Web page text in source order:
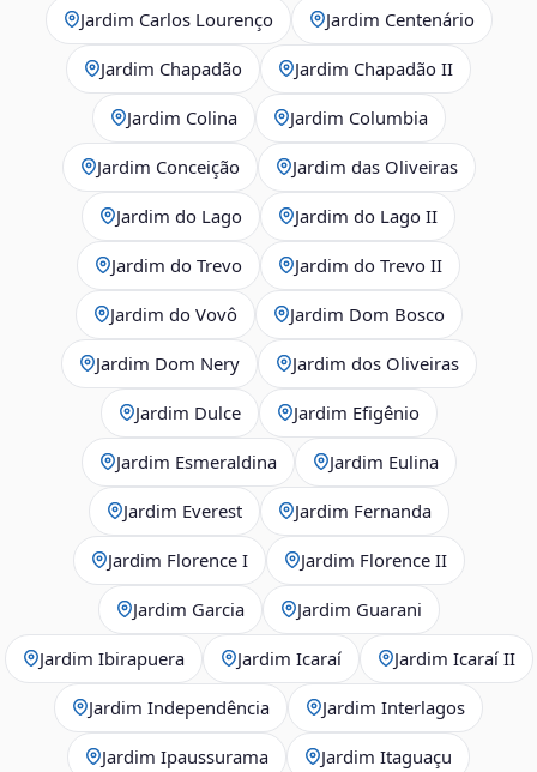
Jardim Carlos Lourenço Jardim Centenário
Jardim Chapadão Jardim Chapadão II
Jardim Colina Jardim Columbia
Jardim Conceição Jardim das Oliveiras
Jardim do Lago Jardim do Lago II
Jardim do Trevo Jardim do Trevo II
Jardim do Vovô Jardim Dom Bosco
Jardim Dom Nery Jardim dos Oliveiras
Jardim Dulce Jardim Efigênio
Jardim Esmeraldina Jardim Eulina
Jardim Everest Jardim Fernanda
Jardim Florence I Jardim Florence II
Jardim Garcia Jardim Guarani
Jardim Ibirapuera Jardim Icaraí Jardim Icaraí II
Jardim Independência Jardim Interlagos
Jardim Ipaussurama Jardim Itaguaçu